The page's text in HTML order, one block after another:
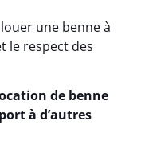
une benne à
le respect des
de benne
à d’autres